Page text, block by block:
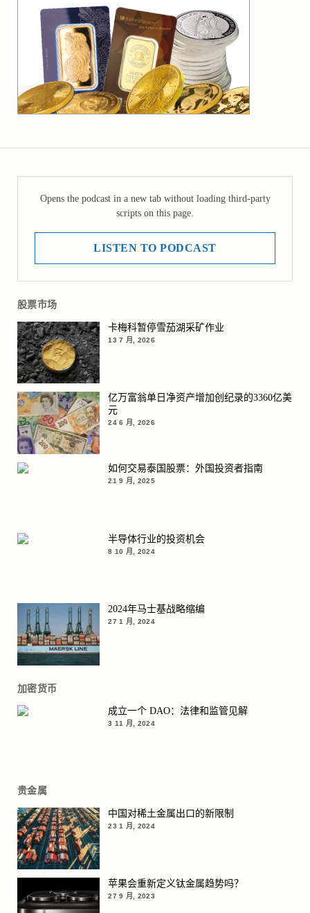
Opens the podcast in a new tab without loading third-party
scripts on this page.
LISTEN TO PODCAST
股票市场
卡梅科暂停雪茄湖采矿作业
13 7 月, 2026
亿万富翁单日净资产增加创纪录的3360亿美
元
24 6 月, 2026
如何交易泰国股票：外国投资者指南
21 9 月, 2025
半导体行业的投资机会
8 10 月, 2024
2024年马士基战略缩编
27 1 月, 2024
加密货币
成立一个 DAO：法律和监管见解
3 11 月, 2024
贵金属
中国对稀土金属出口的新限制
23 1 月, 2024
苹果会重新定义钛金属趋势吗？
27 9 月, 2023